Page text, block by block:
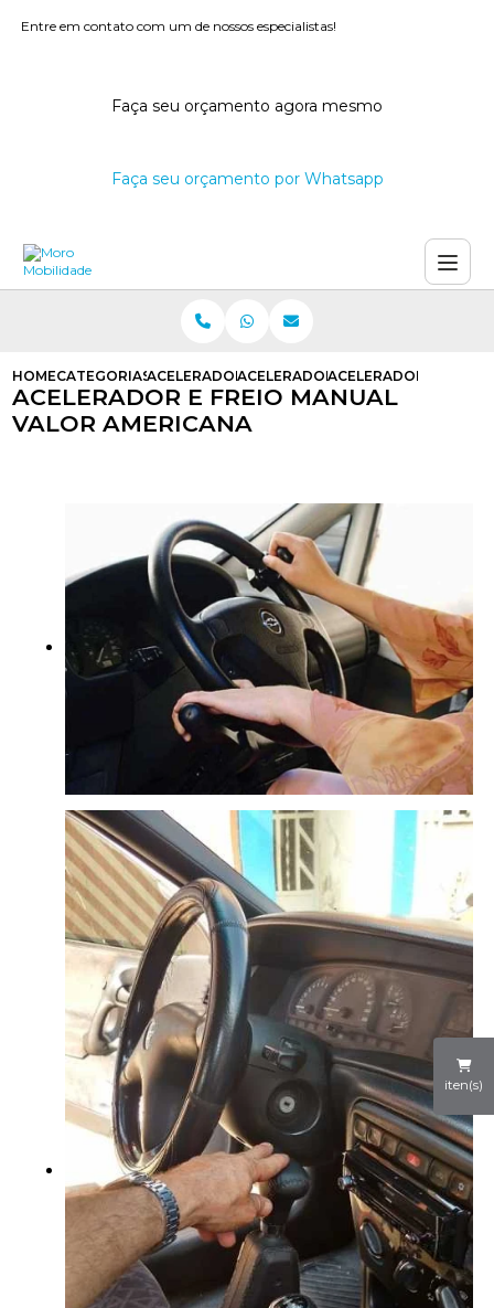
Entre em contato com um de nossos especialistas!
Faça seu orçamento agora mesmo
Faça seu orçamento por Whatsapp
iten(s)
HOMECATEGORIASACELERADORES E FREIOS MANUAIS
ACELERADOR E FREIO MANUAL
ACELERADOR E FREIO
ACELERADOR E FREIO MANUAL
VALOR AMERICANA